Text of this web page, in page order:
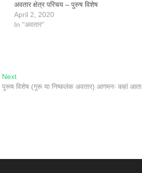
अवतार क्षेत्र परिचय – पुरुष विशेष
April 2, 2020
In "अवतार"
NextNext
post:
पुरूष विशेष (गुरू या निष्कलंक अवतार) आगमनः कहां